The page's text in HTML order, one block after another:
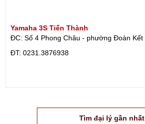
Yamaha 3S Tiến Thành
ĐC: Số 4 Phong Châu - phường Đoàn Kết
ÐT: 0231.3876938
Tìm đại lý gần nhất